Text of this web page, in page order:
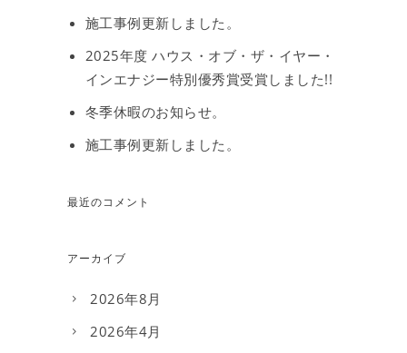
施工事例更新しました。
2025年度 ハウス・オブ・ザ・イヤー・
インエナジー特別優秀賞受賞しました!!
冬季休暇のお知らせ。
施工事例更新しました。
最近のコメント
アーカイブ
2026年8月
2026年4月